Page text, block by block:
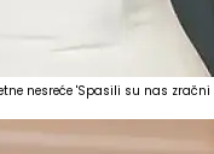
nesreće 'Spasili su nas zračni